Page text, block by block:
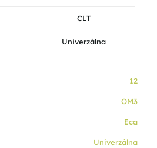
CLT
Univerzálna
12
OM3
Eca
Univerzálna